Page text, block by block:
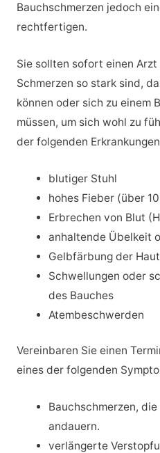
Bauchschmerzen jedoch
rechtfertigen.
Sie sollten sofort einen
Schmerzen so stark sind,
können oder sich zu einem
müssen, um sich wohl zu
der folgenden
blutiger Stuhl
hohes Fieber (über
Erbrechen von Blut
anhaltende Übelkeit
Gelbfärbung der
Schwellungen oder
des Bauches
Atembeschwerden
Vereinbaren Sie einen
eines der folgenden
Bauchschmerzen,
andauern.
verlängerte